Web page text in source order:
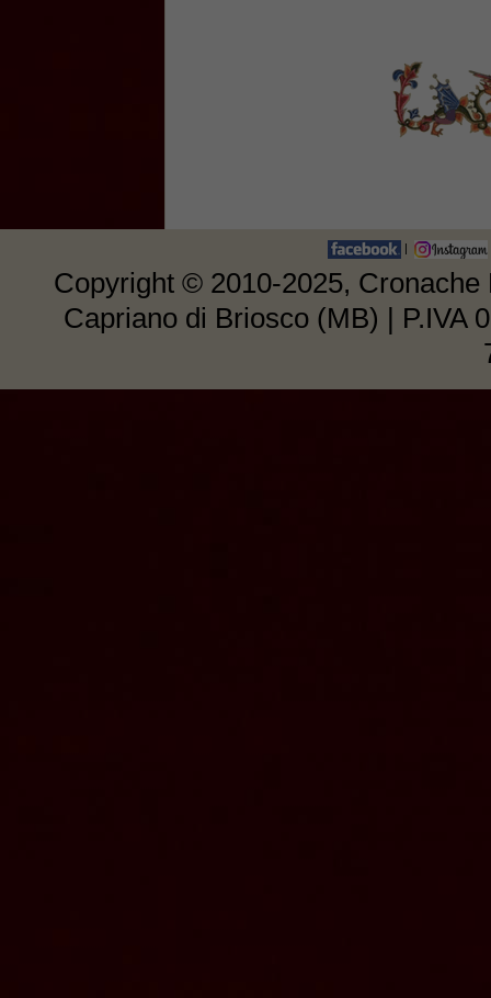
Copyright © 2010-2025,
Capriano di Briosco (MB) | P.IVA